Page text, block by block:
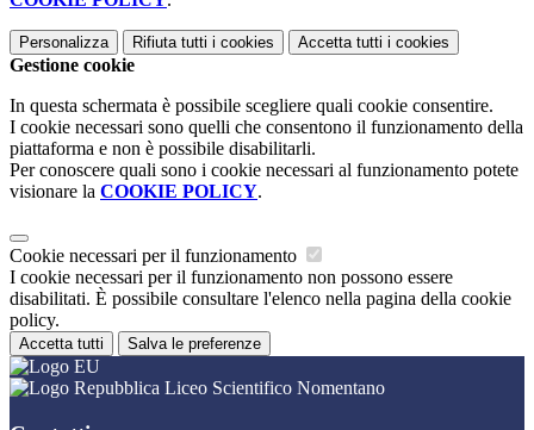
Personalizza Rifiuta tutti i cookies Accetta tutti i cookies
Gestione cookie
In questa schermata è possibile scegliere quali cookie consentire.
I cookie necessari sono quelli che consentono il funzionamento della
piattaforma e non è possibile disabilitarli.
Per conoscere quali sono i cookie necessari al funzionamento potete
visionare la COOKIE POLICY.
Cookie necessari per il funzionamento
I cookie necessari per il funzionamento non possono essere
disabilitati. È possibile consultare l'elenco nella pagina della cookie
policy.
Accetta tutti Salva le preferenze
Liceo Scientifico Nomentano